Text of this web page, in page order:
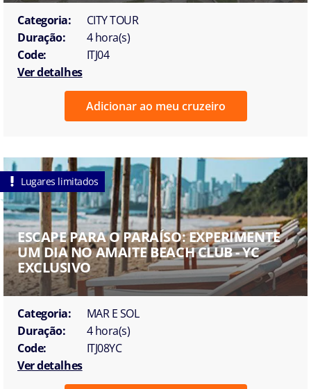
Categoria:
CITY TOUR
Duração:
4 hora(s)
Code:
ITJ04
Ver detalhes
Adicionar ao meu cruzeiro
Lugares limitados
ESCAPE PARA O PARAÍSO: EXPERIMENTE
UM DIA NO AMAITE BEACH CLUB - YC
EXCLUSIVO
Categoria:
MAR E SOL
Duração:
4 hora(s)
Code:
ITJ08YC
Ver detalhes